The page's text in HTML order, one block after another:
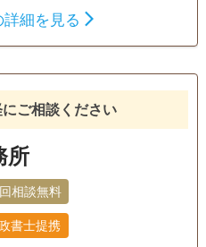
分割
収集 相続人調査
可 初回相談無料
細を見る
ご相談ください
所
相談無料
書士提携